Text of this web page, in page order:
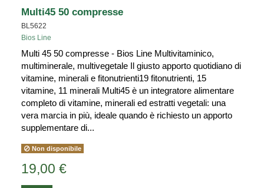
Multi45 50 compresse
BL5622
Bios Line
Multi 45 50 compresse - Bios Line Multivitaminico,
multiminerale, multivegetale Il giusto apporto quotidiano di
vitamine, minerali e fitonutrienti19 fitonutrienti, 15
vitamine, 11 minerali Multi45 è un integratore alimentare
completo di vitamine, minerali ed estratti vegetali: una
vera marcia in più, ideale quando è richiesto un apporto
supplementare di...
Non disponibile
19,00 €